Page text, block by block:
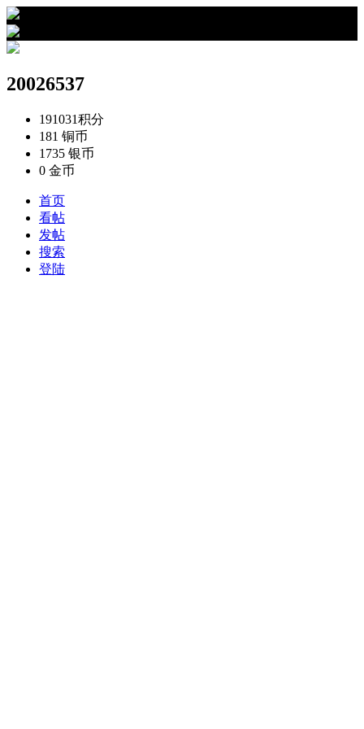
20026537
191031积分
181 铜币
1735 银币
0 金币
首页
看帖
发帖
搜索
登陆